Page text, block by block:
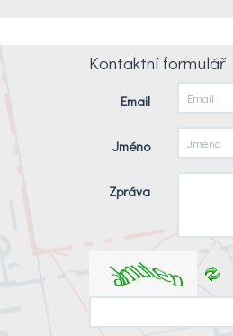
Kontaktní formulář
Email
Jméno
Zpráva